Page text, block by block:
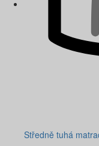
Středně tuhá